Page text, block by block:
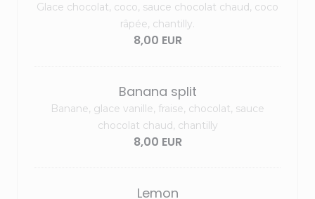
Glace chocolat, coco, sauce chocolat chaud, coco
râpée, chantilly.
8,00 EUR
Banana split
Banane, glace vanille, fraise, chocolat, sauce
chocolat chaud, chantilly
8,00 EUR
Lemon